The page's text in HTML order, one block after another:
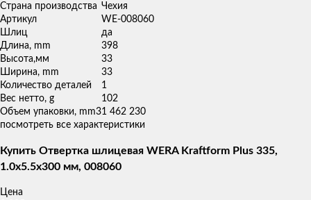
Страна производства Чехия
Артикул
WE-008060
Шлиц
да
Длина, mm
398
Высота,мм
33
Ширина, mm
33
Количество деталей
1
Вес нетто, g
102
Объем упаковки, mm31 462 230
посмотреть все характеристики
Купить Отвертка шлицевая WERA Kraftform Plus 335,
1.0x5.5x300 мм, 008060
Цена